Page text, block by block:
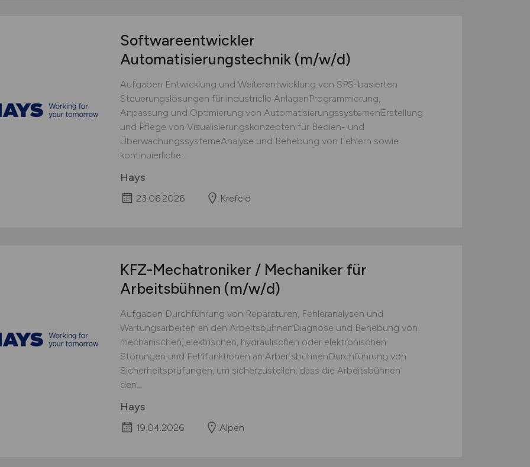
Softwareentwickler
Automatisierungstechnik (m/w/d)
Aufgaben Entwicklung und Weiterentwicklung von SPS-basierten
Steuerungslösungen für industrielle AnlagenProgrammierung,
Anpassung und Optimierung von AutomatisierungssystemenErstellung
und Pflege von Visualisierungskonzepten für Bedien- und
ÜberwachungssystemeAnalyse und Behebung von Fehlern sowie
kontinuierliche...
Hays
23.06.2026 Krefeld
KFZ-Mechatroniker / Mechaniker für
Arbeitsbühnen (m/w/d)
Aufgaben Durchführung von Reparaturen, Fehleranalysen und
Wartungsarbeiten an den ArbeitsbühnenDiagnose und Behebung von
mechanischen, elektrischen, hydraulischen oder elektronischen
Störungen und Fehlfunktionen an ArbeitsbühnenDurchführung von
Sicherheitsprüfungen, um sicherzustellen, dass die Arbeitsbühnen
den...
Hays
19.04.2026 Alpen